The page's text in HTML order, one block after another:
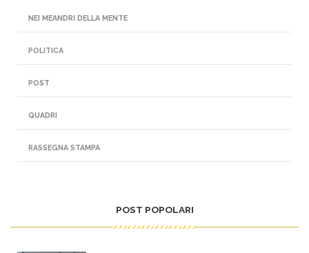
NEI MEANDRI DELLA MENTE
POLITICA
POST
QUADRI
RASSEGNA STAMPA
POST POPOLARI